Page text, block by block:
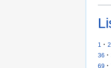
1 · 2
36 ·
69 ·